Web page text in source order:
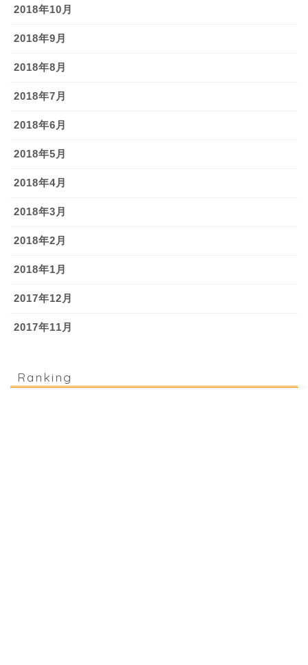
2018年10月
2018年9月
2018年8月
2018年7月
2018年6月
2018年5月
2018年4月
2018年3月
2018年2月
2018年1月
2017年12月
2017年11月
Ranking